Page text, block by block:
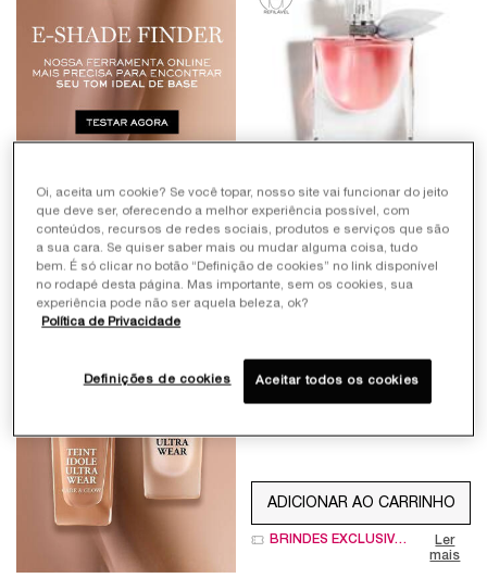
LA VIE EST BELLE EAU DE
PARFUM
O ICÔNICO EAU DE PARFUM
116
Selecionar Tamanho
De R$ 529,00
ou10x deR$ 80,90sem juros
ADICIONAR AO CARRINHO
BRINDES EXCLUSIVOS
Ler
mais
Oi, aceita um cookie? Se você topar, nosso site vai funcionar do jeito
que deve ser, oferecendo a melhor experiência possível, com
conteúdos, recursos de redes sociais, produtos e serviços que são
a sua cara. Se quiser saber mais ou mudar alguma coisa, tudo
bem. É só clicar no botão “Definição de cookies” no link disponível
no rodapé desta página. Mas importante, sem os cookies, sua
experiência pode não ser aquela beleza, ok?
Política de Privacidade
Definições de cookies Aceitar todos os cookies